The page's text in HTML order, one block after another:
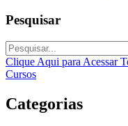
Pesquisar
Clique Aqui para Acessar
Cursos
Categorias